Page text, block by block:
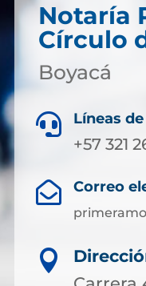
Notaría
Círculo
Boyacá
 Líneas
+57 321
 Correo
